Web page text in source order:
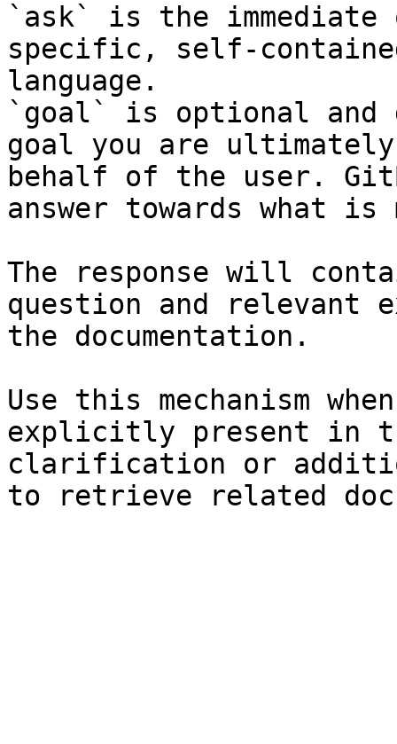
`ask` is the
specific, self-
language.
`goal` is optional and
goal you are
behalf of the user.
answer towards what
The response will
question and relevant
the documentation.
Use this mechanism
explicitly present in
clarification or